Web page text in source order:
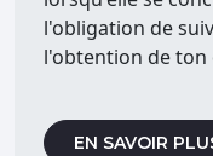
l'obligation de
l'obtention de ton
EN SAVOIR